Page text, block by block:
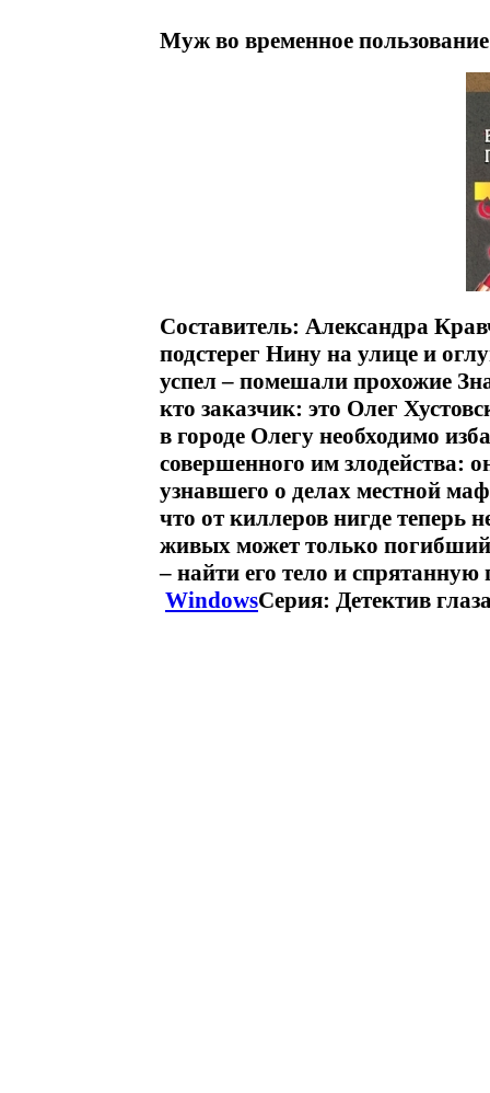
Муж во временное
Составитель: Александра
подстерег Нину на улице и
успел – помешали прохожие
кто заказчик: это Олег
в городе Олегу необходимо
совершенного им злодейства:
узнавшего о делах местной
что от киллеров нигде теперь
живых может только
– найти его тело и
WindowsСерия: Детектив